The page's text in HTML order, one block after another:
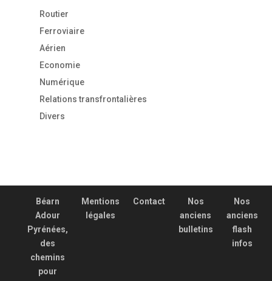
Routier
Ferroviaire
Aérien
Economie
Numérique
Relations transfrontalières
Divers
Béarn
Adour
Pyrénées,
des
chemins
pour
Mentions
légales
Contact
Nos
anciens
bulletins
Nos
anciens
flash
infos